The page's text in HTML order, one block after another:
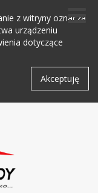
z witryny oznacza
urządzeniu
dotyczące
Akceptuję